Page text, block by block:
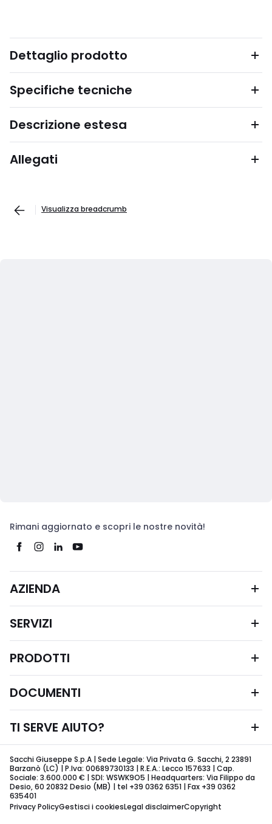
Dettaglio prodotto
Specifiche tecniche
Descrizione estesa
Allegati
Visualizza breadcrumb
Rimani aggiornato e scopri le nostre novità!
AZIENDA
SERVIZI
PRODOTTI
DOCUMENTI
TI SERVE AIUTO?
Sacchi Giuseppe S.p.A | Sede Legale: Via Privata G. Sacchi, 2 23891
Barzanò (LC) | P.Iva: 00689730133 | R.E.A.: Lecco 157633 | Cap.
Sociale: 3.600.000 € | SDI: WSWK9O5 | Headquarters: Via Filippo da
Desio, 60 20832 Desio (MB) | tel +39 0362 6351 | Fax +39 0362
635401
Privacy PolicyGestisci i cookiesLegal disclaimerCopyright